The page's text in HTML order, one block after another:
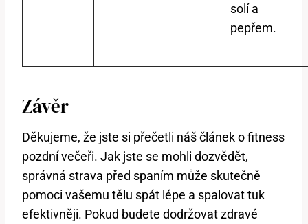
solí a
pepřem.
Závěr
Děkujeme, že jste si přečetli náš článek o fitness
pozdní večeři. Jak jste se mohli dozvědět,
správná strava před spaním může skutečně
pomoci vašemu tělu spát lépe a spalovat tuk
efektivněji. Pokud budete dodržovat zdravé